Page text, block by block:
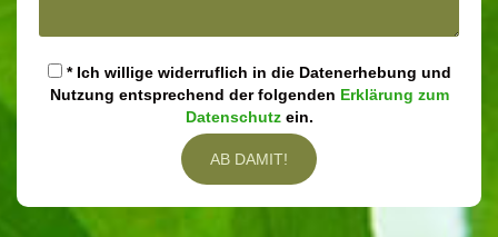
* Ich willige widerruflich in die Datenerhebung und
Nutzung entsprechend der folgenden Erklärung zum
Datenschutzein.